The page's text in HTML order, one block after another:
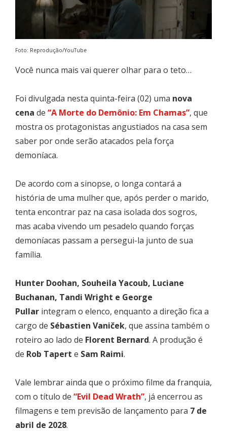
Foto: Reprodução/YouTube
Você nunca mais vai querer olhar para o teto…
Foi divulgada nesta quinta-feira (02) uma nova
cena de “A Morte do Demônio: Em Chamas”, que
mostra os protagonistas angustiados na casa sem
saber por onde serão atacados pela força
demoníaca.
De acordo com a sinopse, o longa contará a
história de uma mulher que, após perder o marido,
tenta encontrar paz na casa isolada dos sogros,
mas acaba vivendo um pesadelo quando forças
demoníacas passam a persegui-la junto de sua
família.
Hunter Doohan, Souheila Yacoub, Luciane
Buchanan, Tandi Wright e George
Pullar integram o elenco, enquanto a direção fica a
cargo de Sébastien Vaniček, que assina também o
roteiro ao lado de Florent Bernard. A produção é
de Rob Tapert e Sam Raimi.
Vale lembrar ainda que o próximo filme da franquia,
com o título de “Evil Dead Wrath”, já encerrou as
filmagens e tem previsão de lançamento para 7 de
abril de 2028.